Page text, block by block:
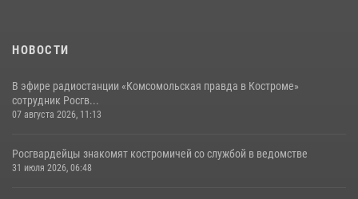
НОВОСТИ
В эфире радиостанции «Комсомольская правда в Костроме»
сотрудник Росгв...
07 августа 2026, 11:13
Росгвардейцы знакомят костромичей со службой в ведомстве
31 июля 2026, 06:48